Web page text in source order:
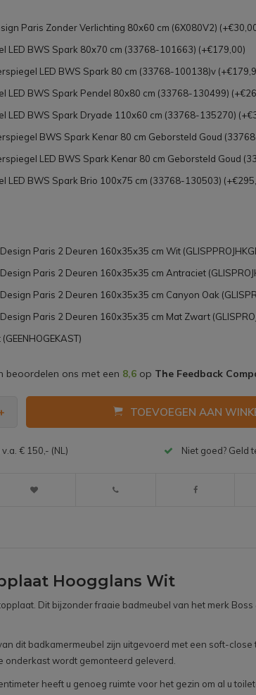
Paris Zonder Verlichting 80x60 cm (6X080V2)
LED BWS Spark 80x70 cm (33768-101663) (+€179,00)
LED BWS Spark 80 cm (33768-100138)v
LED BWS Spark Pendel 80x80 cm (33768-130499)
LED BWS Spark Dryade 110x60 cm (33768-135270)
BWS Spark Kenar 80 cm Geborsteld Goud
LED BWS Spark Kenar 80 cm Geborsteld Goud
LED BWS Spark Brio 100x75 cm (33768-130503)
Paris 2 Deuren 160x35x35 cm Wit
Paris 2 Deuren 160x35x35 cm Antraciet
Paris 2 Deuren 160x35x35 cm Canyon Oak
Paris 2 Deuren 160x35x35 cm Mat Zwart
beoordelen ons met een 8,6op The Feedback
TOEVOEGEN AAN
€ 150,- (NL) Niet goed? Geld
Hoogglans Wit
Dit bijzonder fraaie badmeubel van het merk
dit badkamermeubel zijn uitgevoerd met een soft-
onderkast wordt gemonteerd geleverd.
heeft u genoeg ruimte voor het gezin om al u